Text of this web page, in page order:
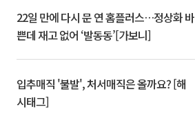
22일 만에 다시 문 연 홈플러스…정상화 바
쁜데 재고 없어 ‘발동동’[가보니]
입추매직 '불발', 처서매직은 올까요? [해
시태그]